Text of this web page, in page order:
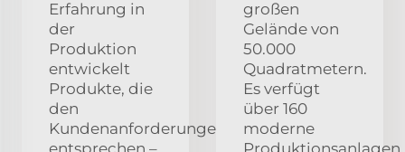
Erfahrung in
der
Produktion
entwickelt
Produkte, die
den
Kundenanforderungen
entsprechen –
großen
Gelände von
50.000
Quadratmetern.
Es verfügt
über 160
moderne
Produktionsanlagen,